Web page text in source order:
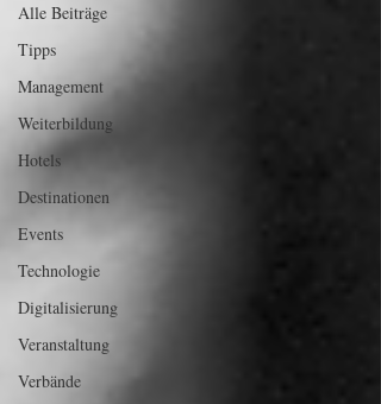
Alle Beiträge
Tipps
Management
Weiterbildung
Hotels
Destinationen
Events
Technologie
Digitalisierung
Veranstaltung
Verbände